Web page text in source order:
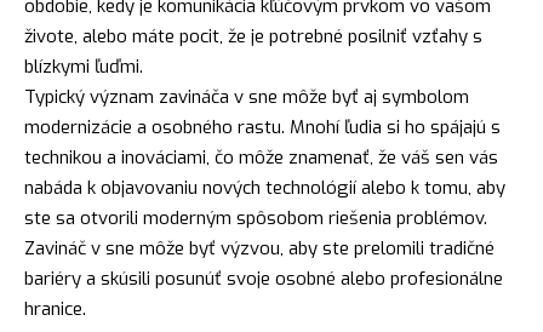
obdobie, kedy je komunikácia kľúčovým prvkom vo vašom
živote, alebo máte pocit, že je potrebné posilniť vzťahy s
blízkymi ľuďmi.
Typický význam zavináča v sne môže byť aj symbolom
modernizácie a osobného rastu. Mnohí ľudia si ho spájajú s
technikou a inováciami, čo môže znamenať, že váš sen vás
nabáda k objavovaniu nových technológií alebo k tomu, aby
ste sa otvorili moderným spôsobom riešenia problémov.
Zavináč v sne môže byť výzvou, aby ste prelomili tradičné
bariéry a skúsili posunúť svoje osobné alebo profesionálne
hranice.